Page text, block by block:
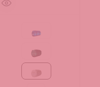
Active blue
Evergreen-TNF Black
White Dune-TNF